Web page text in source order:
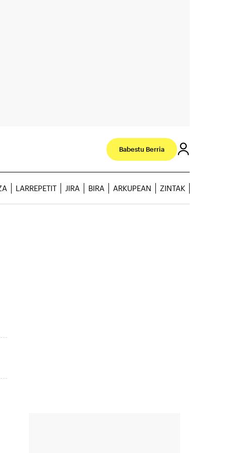
Babestu Berria
LARREPETIT JIRA BIRA ARKUPEAN ZINTAK